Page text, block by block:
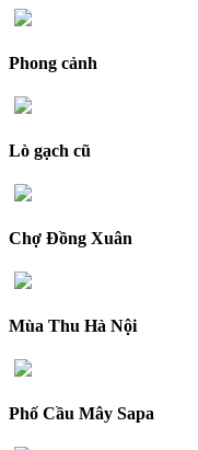
Phong cảnh
Lò gạch cũ
Chợ Đồng Xuân
Mùa Thu Hà Nội
Phố Cầu Mây Sapa